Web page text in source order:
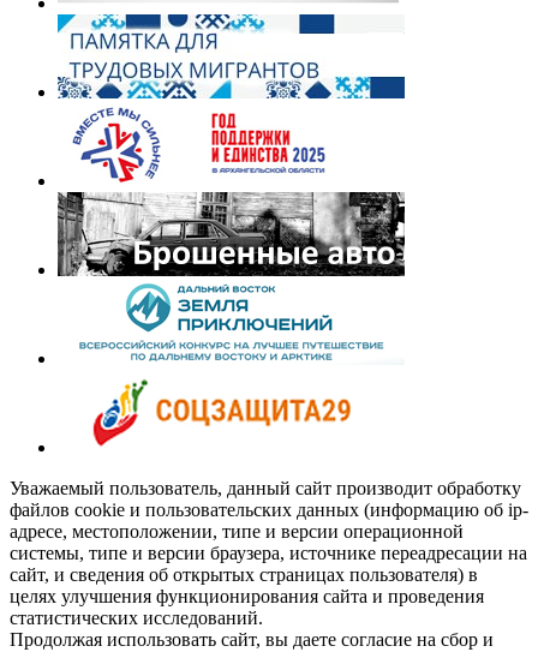
Уважаемый пользователь, данный сайт производит обработку
файлов cookie и пользовательских данных (информацию об ip-
адресе, местоположении, типе и версии операционной
системы, типе и версии браузера, источнике переадресации на
сайт, и сведения об открытых страницах пользователя) в
целях улучшения функционирования сайта и проведения
статистических исследований.
Продолжая использовать сайт, вы даете согласие на сбор и